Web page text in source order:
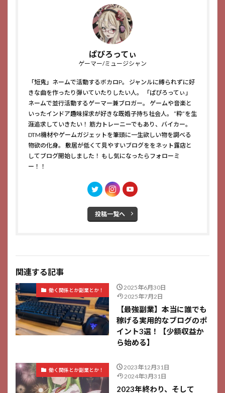
ぱぴろってぃ
ゲーマー/ミュージシャン
「短鬼」ネームで活動するボカロP。 ジャンルに縛られずに好
きな曲を作ったり弾いていたりしたい人。 「ぱぴろってぃ」
ネームで並行活動するゲーマー兼ブロガー。 ゲームや音楽と
いったインドア趣味探求が好きな既婚子持ち社会人。 ”粋”を生
涯追求していきたい！ 筋力トレーニーでもあり、バイカー。
DTM機材やゲームガジェットを筆頭に一生欲しい物を調べる
物欲の化身。 敷居が低くて見やすいブログををネット露店と
してブログ開始しました！ もし気になったらフォローミ
ー！！
投稿一覧へ
関連する記事
働く関係とか副業とか！
2025年6月30日
2025年7月2日
【最強副業】本当に誰でも
稼げる実用的なブログのポ
イント3選！【少額収益か
ら始める】
働く関係とか副業とか！
2023年12月31日
2024年3月31日
2023年終わり、そして